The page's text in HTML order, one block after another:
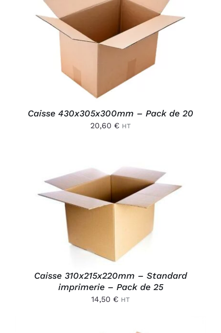
AJOUTER AU PANIER
Caisse 430x305x300mm – Pack de 20
20,60 € HT
AJOUTER AU PANIER
/
Caisse 310x215x220mm – Standard
imprimerie – Pack de 25
14,50 € HT